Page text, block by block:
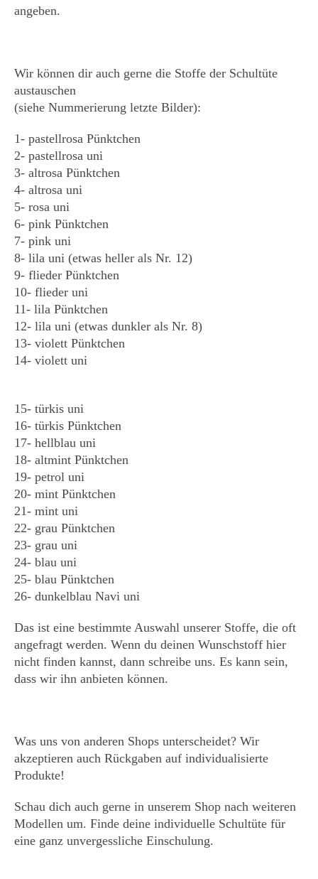
angeben.
Wir können dir auch gerne die Stoffe der Schultüte
austauschen
(siehe Nummerierung letzte Bilder):
1- pastellrosa Pünktchen
2- pastellrosa uni
3- altrosa Pünktchen
4- altrosa uni
5- rosa uni
6- pink Pünktchen
7- pink uni
8- lila uni (etwas heller als Nr. 12)
9- flieder Pünktchen
10- flieder uni
11- lila Pünktchen
12- lila uni (etwas dunkler als Nr. 8)
13- violett Pünktchen
14- violett uni
15- türkis uni
16- türkis Pünktchen
17- hellblau uni
18- altmint Pünktchen
19- petrol uni
20- mint Pünktchen
21- mint uni
22- grau Pünktchen
23- grau uni
24- blau uni
25- blau Pünktchen
26- dunkelblau Navi uni
Das ist eine bestimmte Auswahl unserer Stoffe, die oft
angefragt werden. Wenn du deinen Wunschstoff hier
nicht finden kannst, dann schreibe uns. Es kann sein,
dass wir ihn anbieten können.
Was uns von anderen Shops unterscheidet? Wir
akzeptieren auch Rückgaben auf individualisierte
Produkte!
Schau dich auch gerne in unserem Shop nach weiteren
Modellen um. Finde deine individuelle Schultüte für
eine ganz unvergessliche Einschulung.